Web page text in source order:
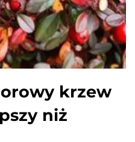
krzew
niż